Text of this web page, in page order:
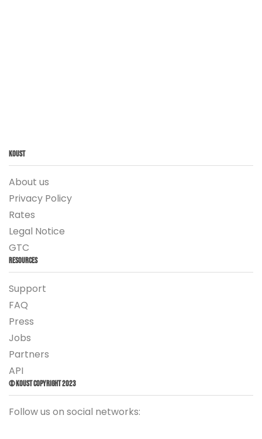
Koust
About us
Privacy Policy
Rates
Legal Notice
GTC
Resources
Support
FAQ
Press
Jobs
Partners
API
© Koust Copyright 2023
Follow us on social networks: